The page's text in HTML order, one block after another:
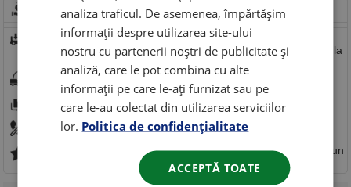
Comanda rapida Comandă rapidă fără cont
Beneficiezi de retur rapid in 14 zile.
Trimite solicitare de
retur rapid
Livram comenzi mici 5kg-25kgTransport gratuit incepand de la
Livram cu plata ramburs sau card.
Produsul poate fireturnatvezi politica de retur!
Oferim consultanta tehnica pentru fiecare produs!
0 puncte de fidelitate (pentru fiecare 100 lei cheltuiti primiti un
punct in valoare de 5 lei)
analiza traficul. De asemenea, împărtășim
informații despre utilizarea site-ului
nostru cu partenerii noștri de publicitate și
analiză, care le pot combina cu alte
informații pe care le-ați furnizat sau pe
care le-au colectat din utilizarea serviciilor
lor. Politica de confidențialitate
ACCEPTĂ TOATE